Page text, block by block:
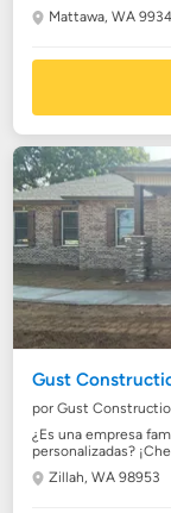
Mattawa, WA
Gust
por Gust
¿Es una empresa
personalizadas?
Zillah, WA 98953